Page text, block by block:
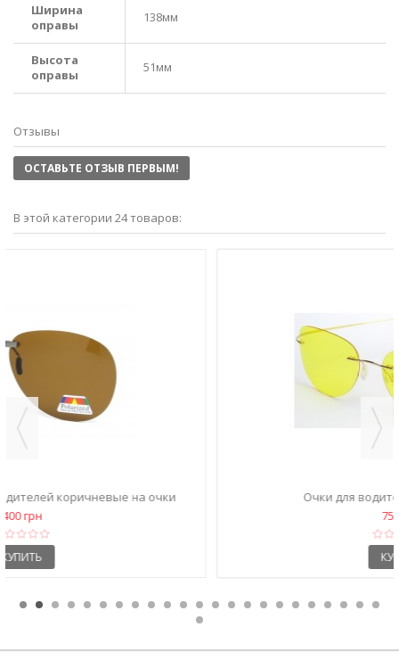
Ширина
оправы
138мм
Высота
оправы
51мм
Отзывы
ОСТАВЬТЕ ОТЗЫВ ПЕРВЫМ!
В этой категории 24 товаров:
Очки для водителей 76123 желтые